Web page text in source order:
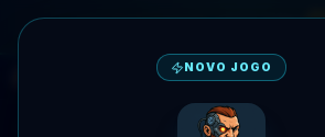
🎮 Fantasy Eventos
NOVO JOGO